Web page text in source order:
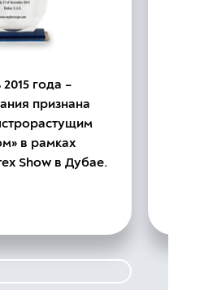
года –
признана
в рамках
Show в Дубае.